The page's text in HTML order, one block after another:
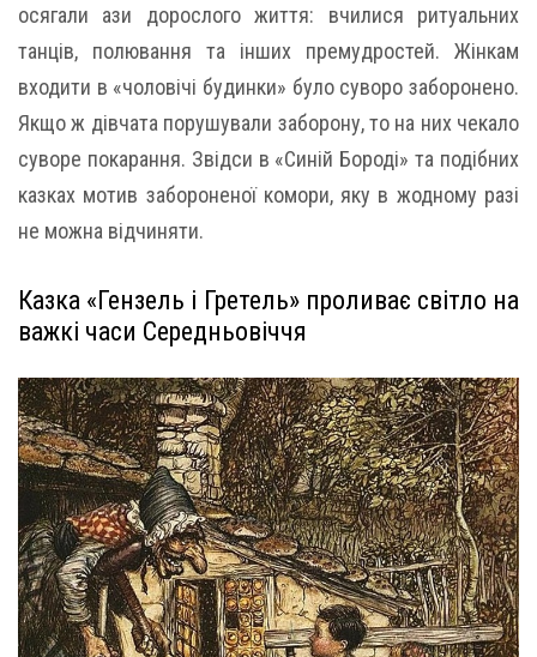
осягали ази дорослого життя: вчилися ритуальних
танців, полювання та інших премудростей. Жінкам
входити в «чоловічі будинки» було суворо заборонено.
Якщо ж дівчата порушували заборону, то на них чекало
суворе покарання. Звідси в «Синій Бороді» та подібних
казках мотив забороненої комори, яку в жодному разі
не можна відчиняти.
Казка «Гензель і Гретель» проливає світло на
важкі часи Середньовіччя